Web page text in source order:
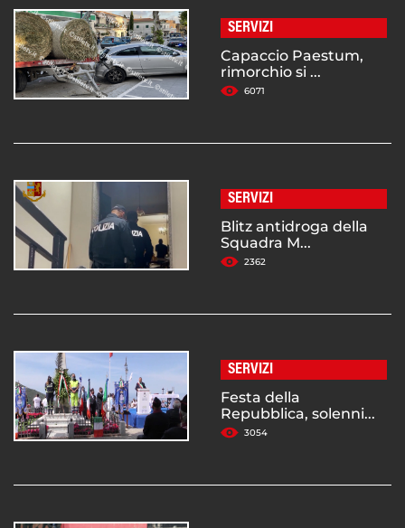
SERVIZI
Capaccio Paestum,
rimorchio si ...
6071
SERVIZI
Blitz antidroga della
Squadra M...
2362
SERVIZI
Festa della
Repubblica, solenni...
3054